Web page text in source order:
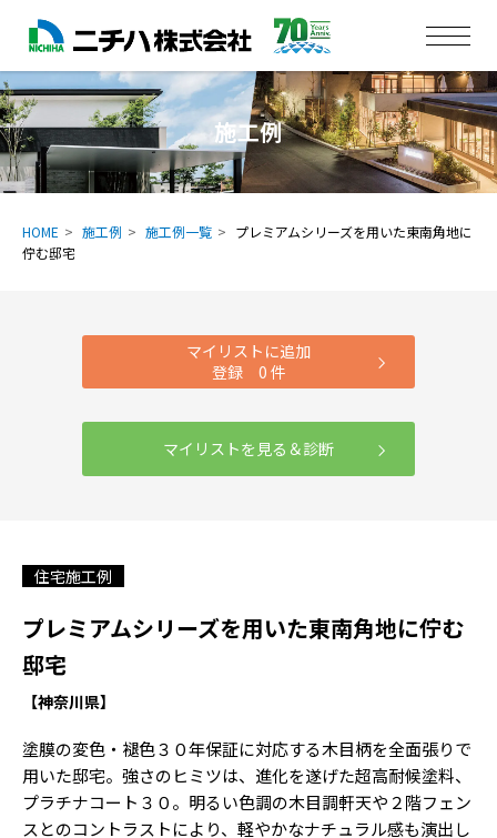
施工例
HOME 施工例 施工例一覧
プレミアムシリーズを用いた東南角地に
佇む邸宅
マイリストに追加
登録 0 件
マイリストを見る＆診断
住宅施工例
プレミアムシリーズを用いた東南角地に佇む
邸宅
【神奈川県】
塗膜の変色・褪色３０年保証に対応する木目柄を全面張りで
用いた邸宅。強さのヒミツは、進化を遂げた超高耐候塗料、
プラチナコート３０。明るい色調の木目調軒天や２階フェン
スとのコントラストにより、軽やかなナチュラル感も演出し